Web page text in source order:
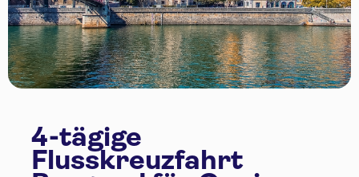
4-tägige
Flusskreuzfahrt